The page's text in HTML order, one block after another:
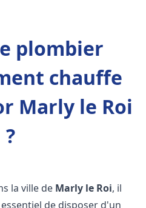
plombier
chauffe
Marly le Roi
?
la ville de Marly le Roi, il
de disposer d'un